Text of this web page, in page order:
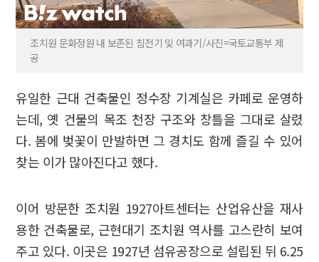
조치원 문화정원 내 보존된 침전기 및 여과기/사진=국토교통부 제
공
유일한 근대 건축물인 정수장 기계실은 카페로 운영하
는데, 옛 건물의 목조 천장 구조와 창틀을 그대로 살렸
다. 봄에 벚꽃이 만발하면 그 경치도 함께 즐길 수 있어
찾는 이가 많아진다고 했다.
이어 방문한 조치원 1927아트센터는 산업유산을 재사
용한 건축물로, 근현대기 조치원 역사를 고스란히 보여
주고 있다. 이곳은 1927년 섬유공장으로 설립된 뒤 6.25